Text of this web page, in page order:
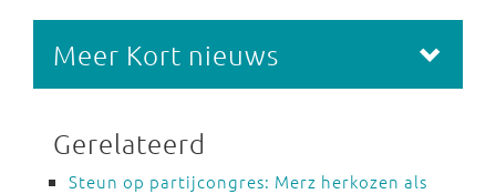
Meer Kort nieuws
Gerelateerd
Steun op partijcongres: Merz herkozen als